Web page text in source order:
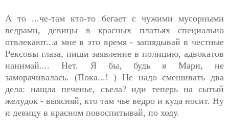
А то ...че-там кто-то бегает с чужими мусорными
ведрами, девицы в красных платьях специально
отвлекают...а мне в это время - заглядывай в честные
Рексовы глаза, пиши заявление в полицию, адвокатов
нанимай.... Нет. Я бы, будь я Мари, не
заморачивалась. (Пока...! ) Не надо смешивать два
дела: нащла печенье, съела? иди теперь на сытый
желудок - выясняй, кто там чье ведро и куда носит. Ну
и девицу в красном повоспитывай, по ходу.